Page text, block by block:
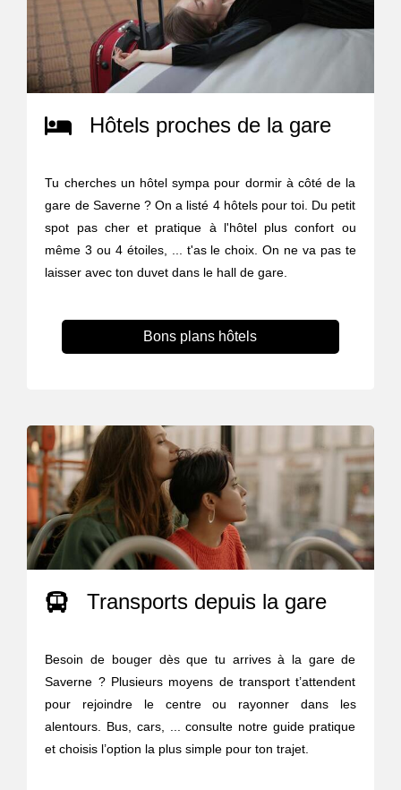
Hôtels proches de la gare
Tu cherches un hôtel sympa pour dormir à côté de la
gare de Saverne ? On a listé 4 hôtels pour toi. Du petit
spot pas cher et pratique à l'hôtel plus confort ou
même 3 ou 4 étoiles, ... t'as le choix. On ne va pas te
laisser avec ton duvet dans le hall de gare.
Bons plans hôtels
Transports depuis la gare
Besoin de bouger dès que tu arrives à la gare de
Saverne ? Plusieurs moyens de transport t’attendent
pour rejoindre le centre ou rayonner dans les
alentours. Bus, cars, ... consulte notre guide pratique
et choisis l’option la plus simple pour ton trajet.